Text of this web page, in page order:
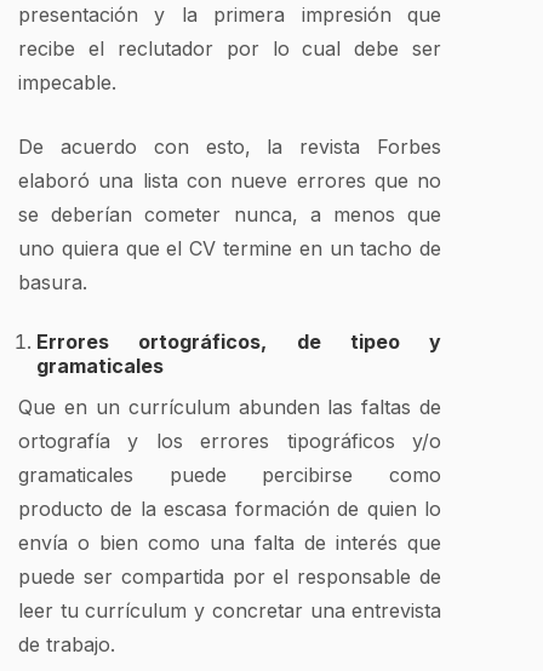
presentación y la primera impresión que
recibe el reclutador por lo cual debe ser
impecable.
De acuerdo con esto, la revista Forbes
elaboró una lista con nueve errores que no
se deberían cometer nunca, a menos que
uno quiera que el CV termine en un tacho de
basura.
Errores ortográficos, de tipeo y
gramaticales
Que en un currículum abunden las faltas de
ortografía y los errores tipográficos y/o
gramaticales puede percibirse como
producto de la escasa formación de quien lo
envía o bien como una falta de interés que
puede ser compartida por el responsable de
leer tu currículum y concretar una entrevista
de trabajo.